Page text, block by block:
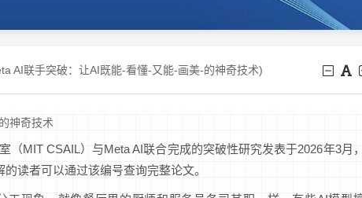
AI联手突破：让AI既能-看懂-又能-画美-的神奇技术)
神奇技术
（MIT CSAIL）与Meta AI联合完成的突破性研究发表于2026年3月
读者可以通过该编号查询完整论文。